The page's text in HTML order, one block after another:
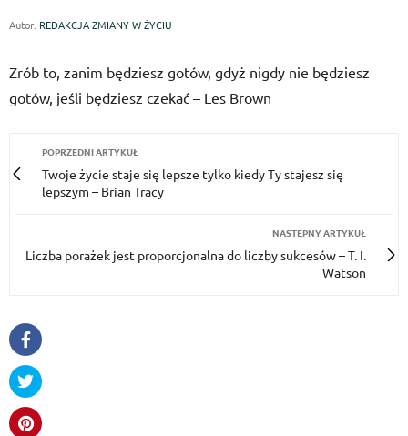
Autor: REDAKCJA ZMIANY W ŻYCIU
Zrób to, zanim będziesz gotów, gdyż nigdy nie będziesz
gotów, jeśli będziesz czekać – Les Brown
POPRZEDNI ARTYKUŁ
Twoje życie staje się lepsze tylko kiedy Ty stajesz się
lepszym – Brian Tracy
NASTĘPNY ARTYKUŁ
Liczba porażek jest proporcjonalna do liczby sukcesów – T. I.
Watson